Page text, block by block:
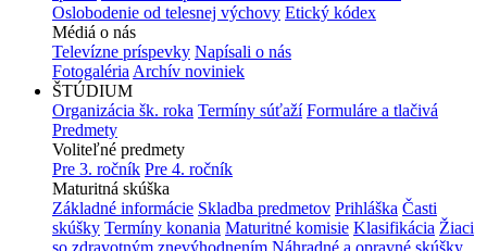
Oslobodenie od telesnej výchovy Etický kódex
Médiá o nás
Televízne príspevky Napísali o nás
Fotogaléria Archív noviniek
ŠTÚDIUM
Organizácia šk. roka Termíny súťaží Formuláre a tlačivá
Predmety
Voliteľné predmety
Pre 3. ročník Pre 4. ročník
Maturitná skúška
Základné informácie Skladba predmetov Prihláška Časti
skúšky Termíny konania Maturitné komisie Klasifikácia Žiaci
so zdravotným znevýhodnením Náhradné a opravné skúšky